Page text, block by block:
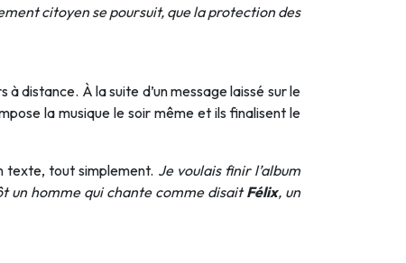
citoyen se poursuit, que la protection des
distance. À la suite d’un message laissé sur le
la musique le soir même et ils finalisent le
texte, tout simplement. Je voulais finir l’album
un homme qui chante comme disaitFélix, un